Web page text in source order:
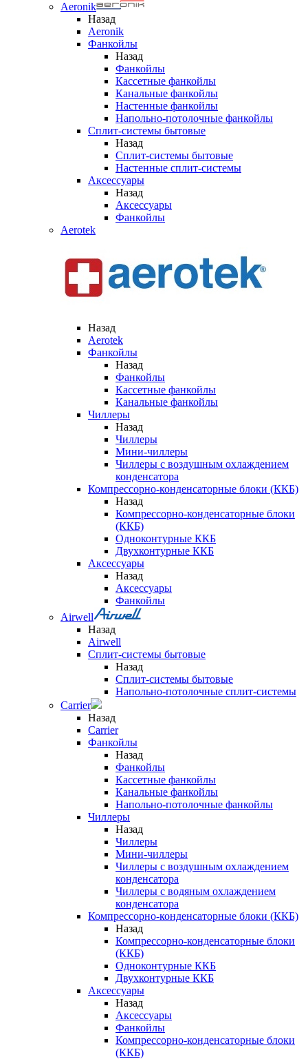
Aeronik
Назад
Aeronik
Фанкойлы
Назад
Фанкойлы
Кассетные фанкойлы
Канальные фанкойлы
Настенные фанкойлы
Напольно-потолочные фанкойлы
Сплит-системы бытовые
Назад
Сплит-системы бытовые
Настенные сплит-системы
Аксессуары
Назад
Аксессуары
Фанкойлы
Aerotek
Назад
Aerotek
Фанкойлы
Назад
Фанкойлы
Кассетные фанкойлы
Канальные фанкойлы
Чиллеры
Назад
Чиллеры
Мини-чиллеры
Чиллеры с воздушным охлаждением
конденсатора
Компрессорно-конденсаторные блоки (ККБ)
Назад
Компрессорно-конденсаторные блоки
(ККБ)
Одноконтурные ККБ
Двухконтурные ККБ
Аксессуары
Назад
Аксессуары
Фанкойлы
Airwell
Назад
Airwell
Сплит-системы бытовые
Назад
Сплит-системы бытовые
Напольно-потолочные сплит-системы
Carrier
Назад
Carrier
Фанкойлы
Назад
Фанкойлы
Кассетные фанкойлы
Канальные фанкойлы
Напольно-потолочные фанкойлы
Чиллеры
Назад
Чиллеры
Мини-чиллеры
Чиллеры с воздушным охлаждением
конденсатора
Чиллеры с водяным охлаждением
конденсатора
Компрессорно-конденсаторные блоки (ККБ)
Назад
Компрессорно-конденсаторные блоки
(ККБ)
Одноконтурные ККБ
Двухконтурные ККБ
Аксессуары
Назад
Аксессуары
Фанкойлы
Компрессорно-конденсаторные блоки
(ККБ)